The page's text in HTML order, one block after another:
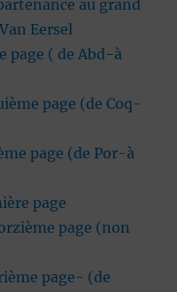
au grand
Eersel
page ( de Abd-à
page (de Coq-
page (de Por-à
page
page (non
page- (de